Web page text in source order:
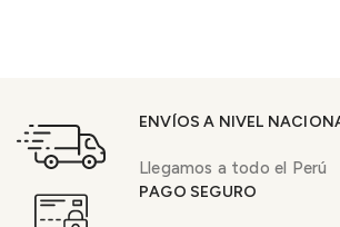
ENVÍOS A NIVEL
Llegamos a todo el Perú
PAGO SEGURO